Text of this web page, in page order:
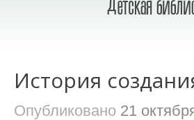
История
Опубликовано 21